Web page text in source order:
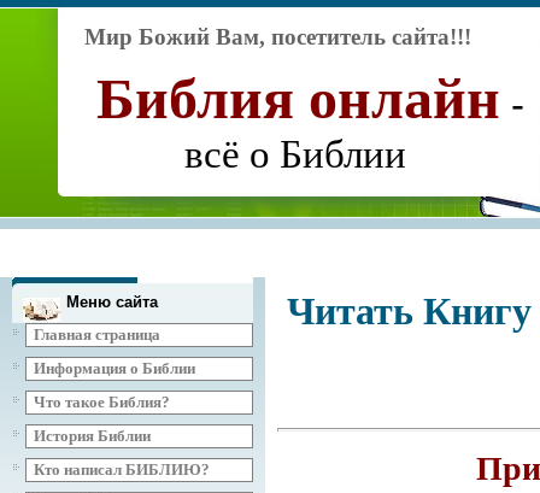
Мир Божий Вам, посетитель сайта!!!
Библия онлайн -
всё о Библии
Меню сайта
Главная страница
Информация о Библии
Что такое Библия?
История Библии
Кто написал БИБЛИЮ?
Читать